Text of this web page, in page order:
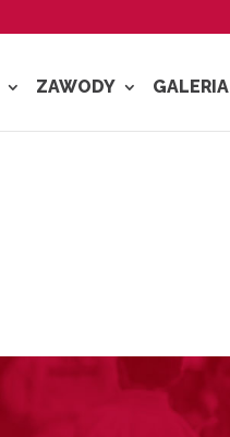
ZAWODY GALERIA